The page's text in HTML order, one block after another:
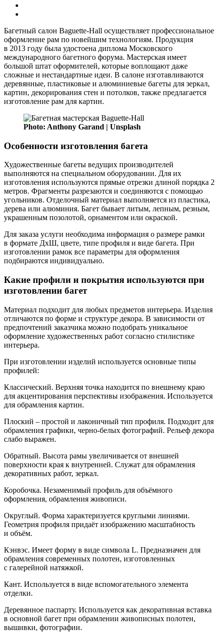
Багетный салон Baguette-Hall осуществляет профессиональное
оформление рам по новейшим технологиям. Продукция
в 2013 году была удостоена диплома Московского
международного багетного форума. Мастерская имеет
большой штат оформителей, которые воплощают даже
сложные и нестандартные идеи. В салоне изготавливаются
деревянные, пластиковые и алюминиевые багеты для зеркал,
картин, декорирования стен и потолков, также предлагается
изготовление рам для картин.
Photo: Anthony Garand | Unsplash
Особенности изготовления багета
Художественные багеты ведущих производителей
выполняются на специальном оборудовании. Для их
изготовления используются прямые отрезки длиной порядка 2
метров. Фрагменты разрезаются и соединяются с помощью
угольников. Отделочный материал выполняется из пластика,
дерева или алюминия. Багет бывает литым, лепным, резным,
украшенным позолотой, орнаментом или окраской.
Для заказа услуги необходима информация о размере рамки
в формате ДxШ, цвете, типе профиля и виде багета. При
изготовлении рамок все параметры для оформления
подбираются индивидуально.
Какие профили и покрытия используются при
изготовлении багет
Материал подходит для любых предметов интерьера. Изделия
отличаются по форме и структуре декора. В зависимости от
предпочтений заказчика можно подобрать уникальное
оформление художественных работ согласно стилистике
интерьера.
При изготовлении изделий используется основные типы
профилей:
Классический. Верхняя точка находится по внешнему краю
для акцентирования перспективы изображения. Используется
для обрамления картин.
Плоский – простой и лаконичный тип профиля. Подходит для
обрамления графики, черно-белых фотографий. Рельеф декора
слабо выражен.
Обратный. Высота рамы увеличивается от внешней
поверхности края к внутренней. Служат для обрамления
декоративных работ, зеркал.
Коробочка. Незаменимый профиль для объёмного
оформления, обрамления живописи.
Округлый. Форма характеризуется круглыми линиями.
Геометрия профиля придаёт изображению масштабность
и объём.
Кэнвэс. Имеет форму в виде символа L. Предназначен для
обрамления современных полотен, изготовленных
с галерейной натяжкой.
Кант. Используется в виде вспомогательного элемента
отделки.
Деревянное паспарту. Используется как декоративная вставка
в основной багет при обрамлении живописных полотен,
вышивки, фотографии.